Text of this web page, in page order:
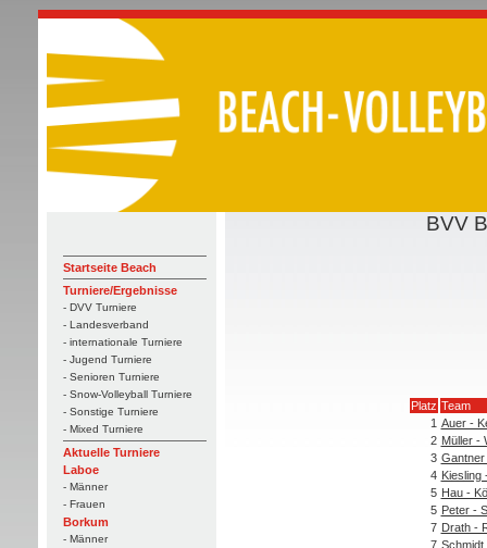
Startseite Beach
Turniere/Ergebnisse
- DVV Turniere
- Landesverband
- internationale Turniere
- Jugend Turniere
- Senioren Turniere
- Snow-Volleyball Turniere
- Sonstige Turniere
- Mixed Turniere
Aktuelle Turniere
Laboe
- Männer
- Frauen
Borkum
- Männer
BVV
Platz Team
1 Auer -
2 Müller -
3 Gantner
4 Kiesling
5 Hau -
5 Peter -
7 Drath -
7 Schmidt